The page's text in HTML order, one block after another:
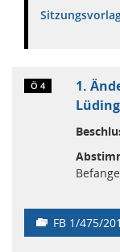
Ö 4
1.
FB 1/475/